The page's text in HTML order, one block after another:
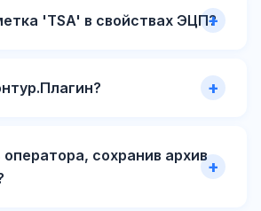
'TSA' в свойствах ЭЦП?
сохранив архив